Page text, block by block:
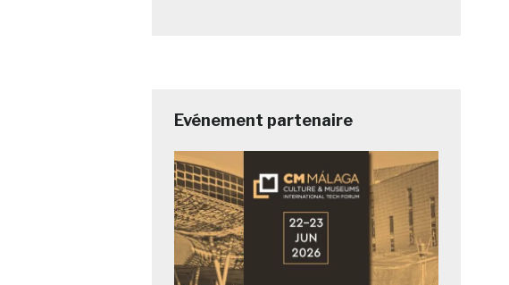
Evénement partenaire